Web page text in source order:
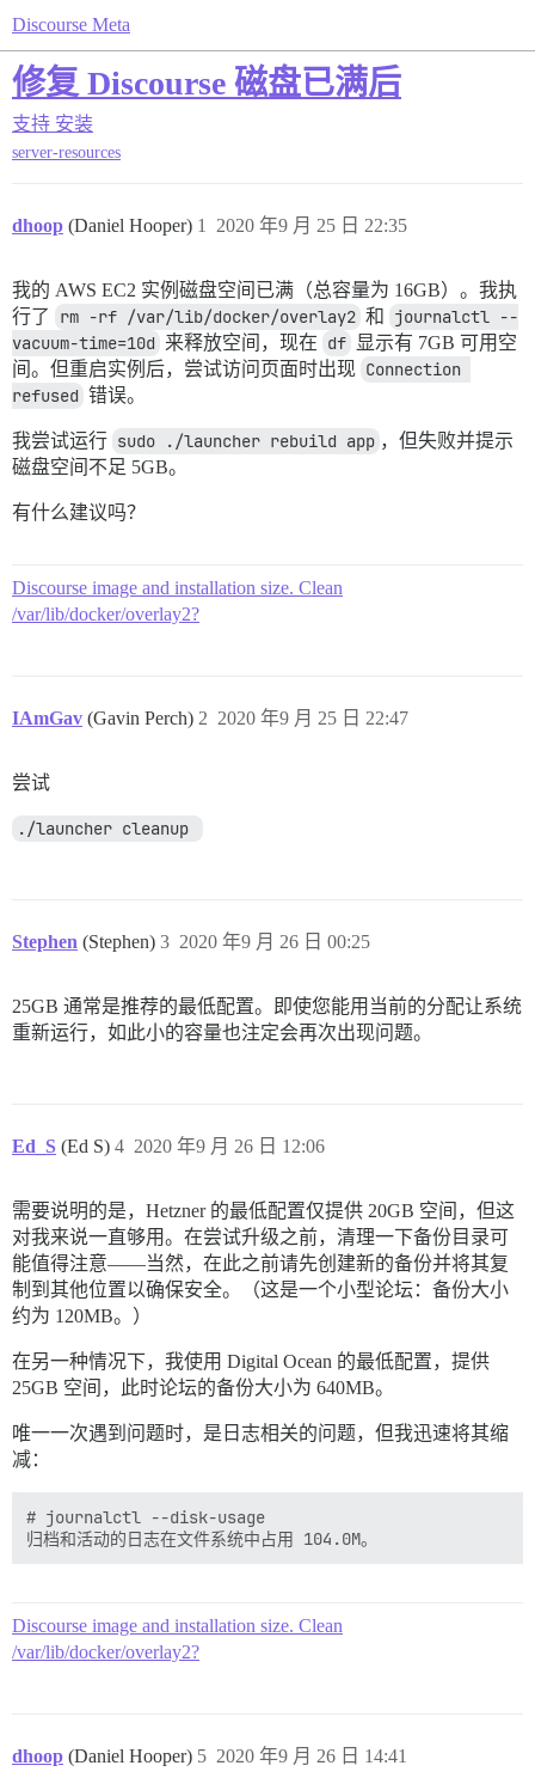
Discourse Meta
修复 Discourse 磁盘已满后
支持 安装
server-resources
dhoop (Daniel Hooper) 2020 年9 月 25 日 22:35
1
我的 AWS EC2 实例磁盘空间已满（总容量为 16GB）。我执
行了
rm -rf /var/lib/docker/overlay2 和
journalctl --
vacuum-time=10d 来释放空间，现在 df 显示有 7GB 可用空
间。但重启实例后，尝试访问页面时出现 Connection
refused 错误。
我尝试运行 sudo ./launcher rebuild app ，但失败并提示
磁盘空间不足 5GB。
有什么建议吗？
Discourse image and installation size. Clean
/var/lib/docker/overlay2?
IAmGav (Gavin Perch) 2020 年9 月 25 日 22:47
2
尝试
./launcher cleanup
Stephen (Stephen) 2020 年9 月 26 日 00:25
3
25GB 通常是推荐的最低配置。即使您能用当前的分配让系统
重新运行，如此小的容量也注定会再次出现问题。
Ed_S (Ed S) 2020 年9 月 26 日 12:06
4
需要说明的是，Hetzner 的最低配置仅提供 20GB 空间，但这
对我来说一直够用。在尝试升级之前，清理一下备份目录可
能值得注意——当然，在此之前请先创建新的备份并将其复
制到其他位置以确保安全。（这是一个小型论坛：备份大小
约为 120MB。）
在另一种情况下，我使用 Digital Ocean 的最低配置，提供
25GB 空间，此时论坛的备份大小为 640MB。
唯一一次遇到问题时，是日志相关的问题，但我迅速将其缩
减：
# journalctl --disk-usage
Discourse image and installation size. Clean
/var/lib/docker/overlay2?
dhoop (Daniel Hooper) 2020 年9 月 26 日 14:41
5